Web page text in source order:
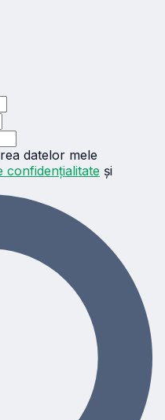
datelor mele
confidențialitate și